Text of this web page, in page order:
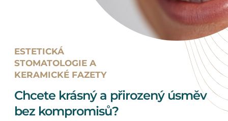
ESTETICKÁ
STOMATOLOGIE A
KERAMICKÉ FAZETY
Chcete krásný a přirozený úsměv
bez kompromisů?